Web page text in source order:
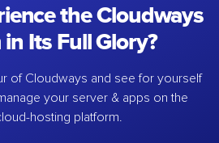
the Cloudways
Its Full Glory?
of Cloudways and see for yourself
your server & apps on the
hosting platform.